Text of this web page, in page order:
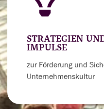
STRATEGIEN
IMPULSE
zur Förderung und
Unternehmenskultur